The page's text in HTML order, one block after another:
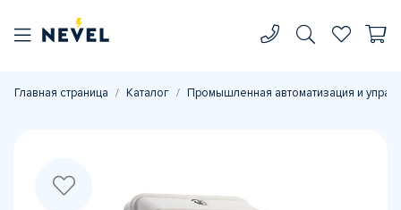
Главная страница Каталог Промышленная автоматизация и